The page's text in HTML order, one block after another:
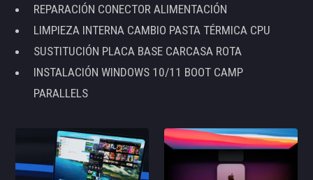
REPARACIÓN CONECTOR ALIMENTACIÓN
LIMPIEZA INTERNA CAMBIO PASTA TÉRMICA CPU
SUSTITUCIÓN PLACA BASE CARCASA ROTA
INSTALACIÓN WINDOWS 10/11 BOOT CAMP
PARALLELS